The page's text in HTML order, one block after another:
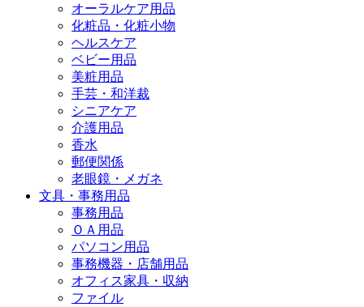
オーラルケア用品
化粧品・化粧小物
ヘルスケア
ベビー用品
美粧用品
手芸・和洋裁
シニアケア
介護用品
香水
郵便関係
老眼鏡・メガネ
文具・事務用品
事務用品
ＯＡ用品
パソコン用品
事務機器・店舗用品
オフィス家具・収納
ファイル